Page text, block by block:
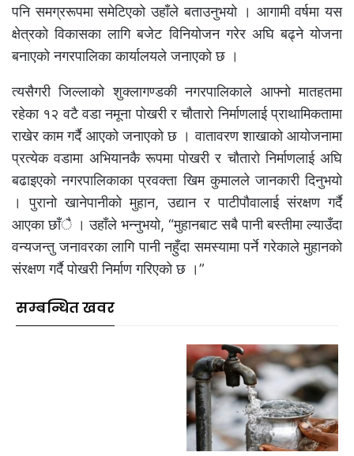
पनि समग्ररूपमा समेटिएको उहाँले बताउनुभयो । आगामी वर्षमा यस
क्षेत्रको विकासका लागि बजेट विनियोजन गरेर अघि बढ्ने योजना
बनाएको नगरपालिका कार्यालयले जनाएको छ ।
त्यसैगरी जिल्लाको शुक्लागण्डकी नगरपालिकाले आफ्नो मातहतमा
रहेका १२ वटै वडा नमूना पोखरी र चौतारो निर्माणलाई प्राथामिकतामा
राखेर काम गर्दै आएको जनाएको छ । वातावरण शाखाको आयोजनामा
प्रत्येक वडामा अभियानकै रूपमा पोखरी र चौतारो निर्माणलाई अघि
बढाइएको नगरपालिकाका प्रवक्ता खिम कुमालले जानकारी दिनुभयो
। पुरानो खानेपानीको मुहान, उद्यान र पाटीपौवालाई संरक्षण गर्दै
आएका छाँै । उहाँले भन्नुभयो, “मुहानबाट सबै पानी बस्तीमा ल्याउँदा
वन्यजन्तु जनावरका लागि पानी नहुँदा समस्यामा पर्ने गरेकाले मुहानको
संरक्षण गर्दै पोखरी निर्माण गरिएको छ ।”
सम्बन्धित खवर